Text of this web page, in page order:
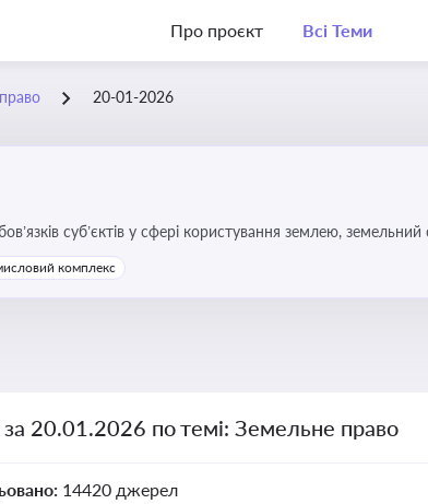
Про проєкт Всі Теми
20-01-2026
суб’єктів у сфері користування землею,
та держави, а також для ефективного управління
комплекс
за 20.01.2026 по темі: Земельне право
14420 джерел